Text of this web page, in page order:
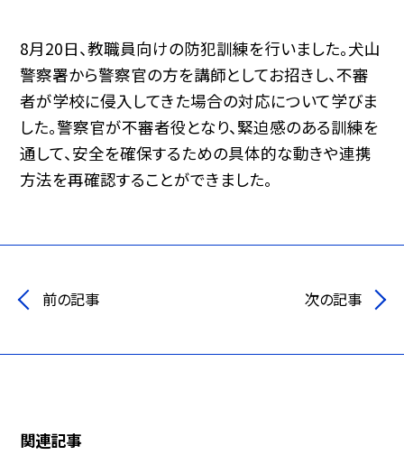
8月20日、教職員向けの防犯訓練を行いました。犬山
警察署から警察官の方を講師としてお招きし、不審
者が学校に侵入してきた場合の対応について学びま
した。警察官が不審者役となり、緊迫感のある訓練を
通して、安全を確保するための具体的な動きや連携
方法を再確認することができました。
前の記事 次の記事
関連記事